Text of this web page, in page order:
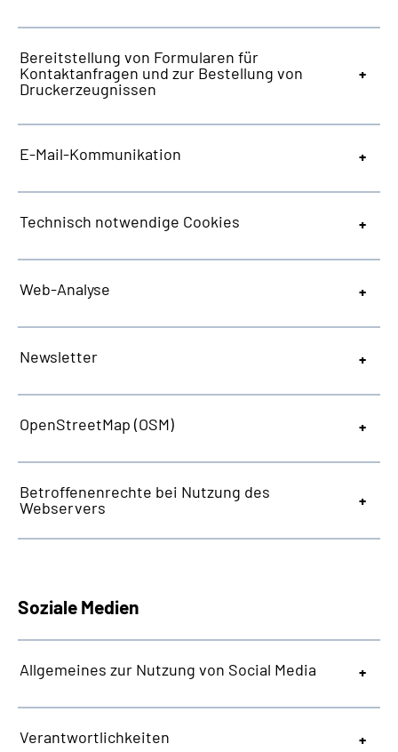
Bereitstellung von Formularen für
Kontaktanfragen und zur Bestellung von
Druckerzeugnissen
E-Mail-Kommunikation
Technisch notwendige Cookies
Web-Analyse
Newsletter
OpenStreetMap (OSM)
Betroffenenrechte bei Nutzung des
Webservers
Soziale Medien
Allgemeines zur Nutzung von Social Media
Verantwortlichkeiten